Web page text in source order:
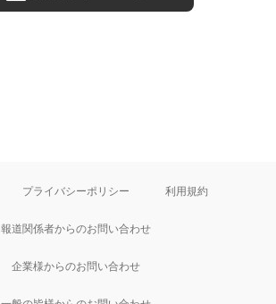
プライバシーポリシー 利用規約
報道関係者からのお問い合わせ
企業様からのお問い合わせ